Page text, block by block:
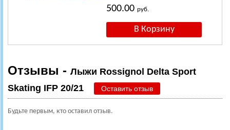
500.00руб.
Отзывы - Лыжи Rossignol Delta Sport
Skating IFP 20/21
Оставить отзыв
Будьте первым, кто оставил отзыв.